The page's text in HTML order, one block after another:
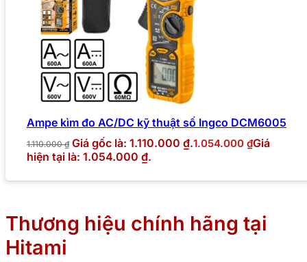
Ampe kìm đo AC/DC kỹ thuật số Ingco DCM6005
1.110.000₫ Giá gốc là: 1.110.000 ₫.1.054.000 ₫Giá
hiện tại là: 1.054.000 ₫.
Thương hiệu chính hãng tại
Hitami